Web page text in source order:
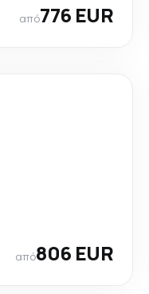
από776 EUR
από806 EUR